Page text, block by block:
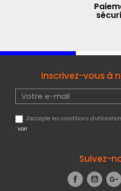
Inscrivez-vous à
J'accepte les conditions
: voir
Suivez-
Facebook